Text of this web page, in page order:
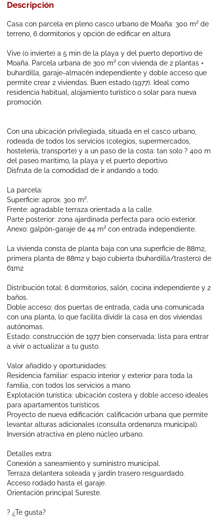
Descripción
Casa con parcela en pleno casco urbano de Moaña: 300 m² de
terreno, 6 dormitorios y opción de edificar en altura
Vive (o invierte) a 5 min de la playa y del puerto deportivo de
Moaña. Parcela urbana de 300 m² con vivienda de 2 plantas +
buhardilla, garaje-almacén independiente y doble acceso que
permite crear 2 viviendas. Buen estado (1977). Ideal como
residencia habitual, alojamiento turístico o solar para nueva
promoción.
Con una ubicación privilegiada, situada en el casco urbano,
rodeada de todos los servicios (colegios, supermercados,
hostelería, transporte) y a un paso de la costa: tan solo ? 400 m
del paseo marítimo, la playa y el puerto deportivo.
Disfruta de la comodidad de ir andando a todo.
La parcela:
Superficie: aprox. 300 m².
Frente: agradable terraza orientada a la calle.
Parte posterior: zona ajardinada perfecta para ocio exterior.
Anexo: galpón-garaje de 44 m² con entrada independiente.
La vivienda consta de planta baja con una superficie de 88m2,
primera planta de 88m2 y bajo cubierta (buhardilla/trastero) de
61m2
Distribución total: 6 dormitorios, salón, cocina independiente y 2
baños.
Doble acceso: dos puertas de entrada, cada una comunicada
con una planta, lo que facilita dividir la casa en dos viviendas
autónomas.
Estado: construcción de 1977 bien conservada; lista para entrar
a vivir o actualizar a tu gusto.
Valor añadido y oportunidades:
Residencia familiar: espacio interior y exterior para toda la
familia, con todos los servicios a mano.
Explotación turística: ubicación costera y doble acceso ideales
para apartamentos turísticos.
Proyecto de nueva edificación: calificación urbana que permite
levantar alturas adicionales (consulta ordenanza municipal).
Inversión atractiva en pleno núcleo urbano.
Detalles extra:
Conexión a saneamiento y suministro municipal.
Terraza delantera soleada y jardín trasero resguardado.
Acceso rodado hasta el garaje.
Orientación principal Sureste.
? ¿Te gusta?